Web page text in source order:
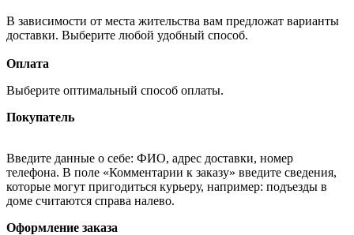
В зависимости от места жительства вам предложат варианты
доставки. Выберите любой удобный способ.
Оплата
Выберите оптимальный способ оплаты.
Покупатель
Введите данные о себе: ФИО, адрес доставки, номер
телефона. В поле «Комментарии к заказу» введите сведения,
которые могут пригодиться курьеру, например: подъезды в
доме считаются справа налево.
Оформление заказа